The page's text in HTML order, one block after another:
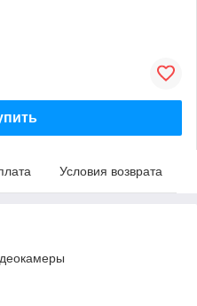
Условия возврата